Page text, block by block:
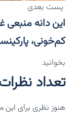
پست بعدی
این دانه
کم‌خونی،
بخوانید
تعداد نظرات
هنوز نظری برای